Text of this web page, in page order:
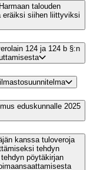
talouden
eräiksi siihen liittyviksi
124 ja 124 b §:n
eduskunnalle 2025
kanssa tuloveroja
tehdyn
pöytäkirjan